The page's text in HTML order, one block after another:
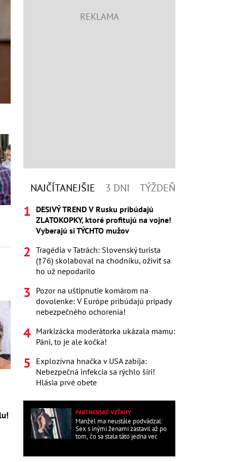
NAJČÍTANEJŠIE 3 DNI TÝŽDEŇ
DESIVÝ TREND V Rusku pribúdajú
ZLATOKOPKY, ktoré profitujú na vojne!
Vyberajú si TÝCHTO mužov
Tragédia v Tatrách: Slovenský turista
(†76) skolaboval na chodníku, oživiť sa
ho už nepodarilo
Pozor na uštipnutie komárom na
dovolenke: V Európe pribúdajú prípady
nebezpečného ochorenia!
Markizácka moderátorka ukázala mamu:
Páni, to je ale kočka!
Explozívna hnačka v USA zabíja:
Nebezpečná infekcia sa rýchlo šíri!
Hlásia prvé obete
PARTNERSKÉ VZŤAHY
Manžel ma neustále podvádzal:
Sex s inými ženami zastavil až po
tom, čo sa stala táto jedna vec